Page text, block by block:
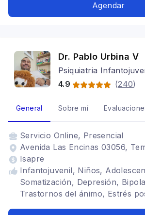
Agendar
Dr. Pablo Urbina V
Psiquiatria
4.9
(240)
General Sobre mí
Servicio Online, Presencial
Avenida Las Encinas 03056,
Isapre
Infantojuvenil, Niños,
Somatización, Depresión,
Trastornos del ánimo, Estrés